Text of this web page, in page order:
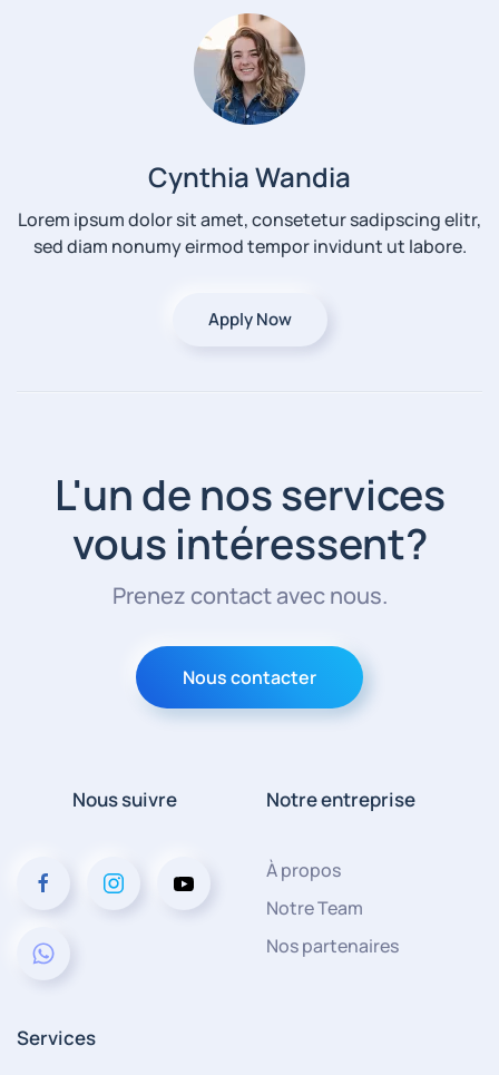
Cynthia Wandia
Lorem ipsum dolor sit amet, consetetur sadipscing elitr,
sed diam nonumy eirmod tempor invidunt ut labore.
Apply Now
L'un de nos services
vous intéressent?
Prenez contact avec nous.
Nous contacter
Nous suivre Notre entreprise
À propos
Notre Team
Nos partenaires
Services